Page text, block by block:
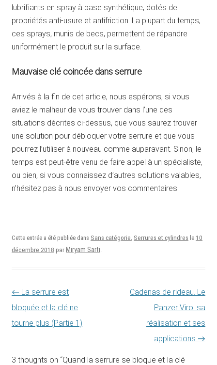
lubrifiants en spray à base synthétique, dotés de
propriétés anti-usure et antifriction. La plupart du temps,
ces sprays, munis de becs, permettent de répandre
uniformément le produit sur la surface.
Mauvaise clé coincée dans serrure
Arrivés à la fin de cet article, nous espérons, si vous
aviez le malheur de vous trouver dans l’une des
situations décrites ci-dessus, que vous saurez trouver
une solution pour débloquer votre serrure et que vous
pourrez l’utiliser à nouveau comme auparavant. Sinon, le
temps est peut-être venu de faire appel à un spécialiste,
ou bien, si vous connaissez d’autres solutions valables,
n’hésitez pas à nous envoyer vos commentaires.
Cette entrée a été publiée dans Sans catégorie, Serrures et cylindres le 10
décembre 2018 par Miryam Sarti.
Navigation des articles
← La serrure est
bloquée et la clé ne
tourne plus (Partie 1)
Cadenas de rideau. Le
Panzer Viro: sa
réalisation et ses
applications →
3 thoughts on “Quand la serrure se bloque et la clé